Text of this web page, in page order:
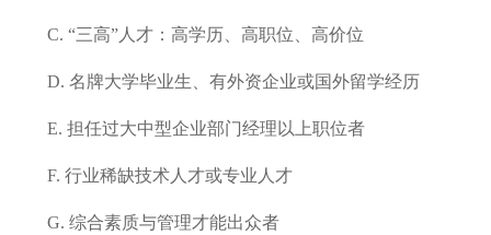
C. “三高”人才：高学历、高职位、高价位
D. 名牌大学毕业生、有外资企业或国外留学经历
E. 担任过大中型企业部门经理以上职位者
F. 行业稀缺技术人才或专业人才
G. 综合素质与管理才能出众者